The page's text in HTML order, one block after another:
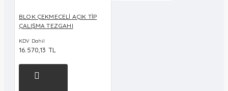
BLOK ÇEKMECELİ AÇIK TİP
ÇALIŞMA TEZGAHI
KDV Dahil
16.570,13 TL